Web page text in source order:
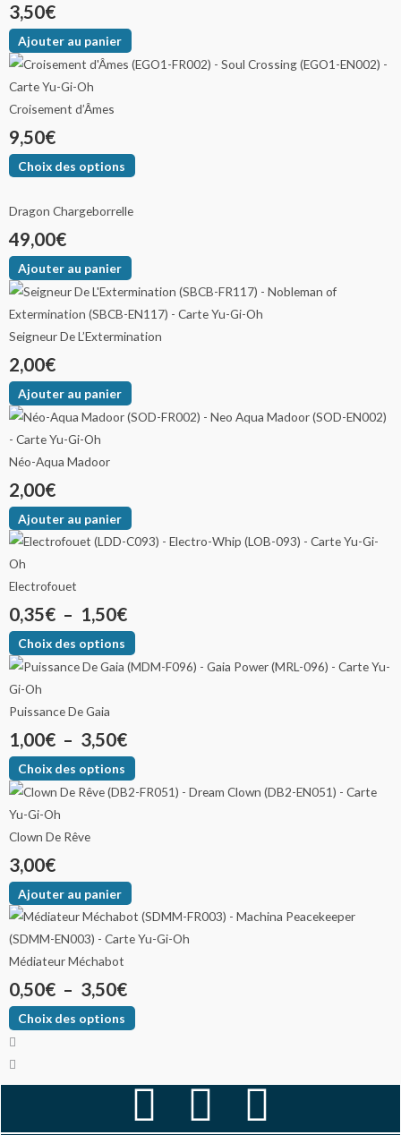
3,50€
Ajouter au panier
Croisement d’Âmes
9,50€
Choix des options
Dragon Chargeborrelle
49,00€
Ajouter au panier
Seigneur De L’Extermination
2,00€
Ajouter au panier
Néo-Aqua Madoor
2,00€
Ajouter au panier
Electrofouet
0,35€ – 1,50€
Choix des options
Puissance De Gaia
1,00€ – 3,50€
Choix des options
Clown De Rêve
3,00€
Ajouter au panier
Médiateur Méchabot
0,50€ – 3,50€
Choix des options
F
I
Y